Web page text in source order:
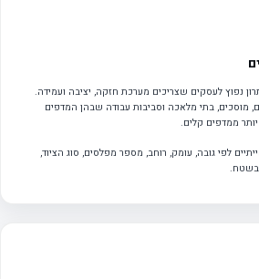
נפוץ לעסקים שצריכים מערכת חזקה, יציבה ועמידה.
מוסכים, בתי מלאכה וסביבות עבודה שבהן המדפים
ממדפים קלים.
לפי גובה, עומק, רוחב, מספר מפלסים, סוג הציוד,
בשטח.